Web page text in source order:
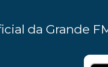
da Grande